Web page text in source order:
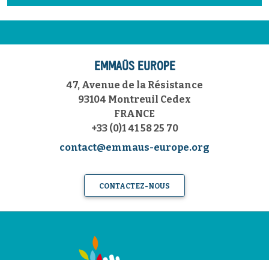
EMMAÜS EUROPE
47, Avenue de la Résistance
93104 Montreuil Cedex
FRANCE
+33 (0)1 41 58 25 70
contact@emmaus-europe.org
CONTACTEZ-NOUS